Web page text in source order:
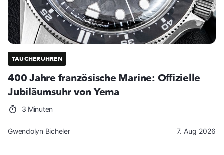
TAUCHERUHREN
400 Jahre französische Marine: Offizielle
Jubiläumsuhr von Yema
3 Minuten
Gwendolyn Bicheler 7. Aug 2026